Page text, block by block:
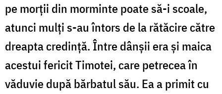
pe morții din morminte poate să-i scoale,
atunci mulți s-au întors de la rătăcire către
dreapta credință. Între dânșii era și maica
acestui fericit Timotei, care petrecea în
văduvie după bărbatul său. Ea a primit cu